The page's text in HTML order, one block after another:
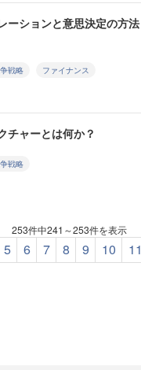
ーションと意思決定の方法
戦略 ファイナンス
チャーとは何か？
戦略
253件中241～253件を表示
5 6 7 8 9 10 11